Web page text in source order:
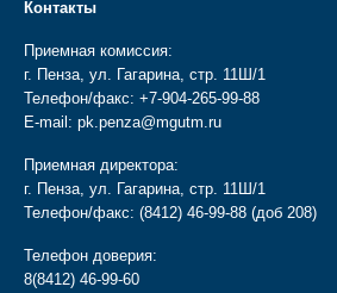
Контакты
Приемная комиссия:
г. Пенза, ул. Гагарина, стр. 11Ш/1
Телефон/факс: +7-904-265-99-88
E-mail: pk.penza@mgutm.ru
Приемная директора:
г. Пенза, ул. Гагарина, стр. 11Ш/1
Телефон/факс: (8412) 46-99-88 (доб 208)
Телефон доверия:
8(8412) 46-99-60